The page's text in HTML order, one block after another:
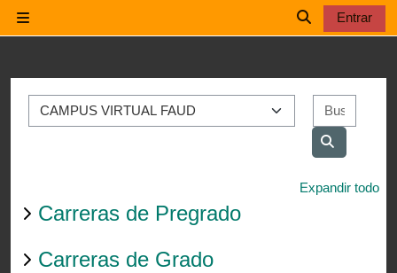
Selector de
Entrar
Buscar
Expandir todo
Carreras de Pregrado
Carreras de Grado